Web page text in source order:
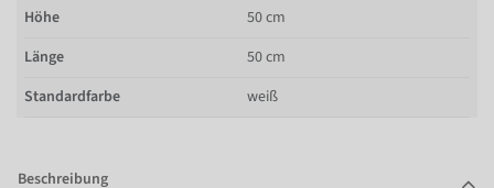
Höhe
50 cm
Länge
50 cm
Standardfarbe
weiß
Beschreibung